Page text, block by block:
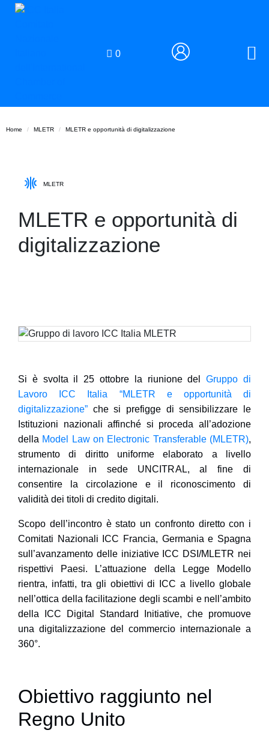
0
Home MLETR MLETR e opportunità di digitalizzazione
MLETR
MLETR e opportunità di
digitalizzazione
Si è svolta il 25 ottobre la riunione delGruppo di
Lavoro ICC Italia “MLETR e opportunità di
digitalizzazione” che si prefigge di sensibilizzare le
Istituzioni nazionali affinché si proceda all’adozione
della Model Law on Electronic Transferable (MLETR),
strumento di diritto uniforme elaborato a livello
internazionale in sede UNCITRAL, al fine di
consentire la circolazione e il riconoscimento di
validità dei titoli di credito digitali.
Scopo dell’incontro è stato un confronto diretto con i
Comitati Nazionali ICC Francia, Germania e Spagna
sull’avanzamento delle iniziative ICC DSI/MLETR nei
rispettivi Paesi. L’attuazione della Legge Modello
rientra, infatti, tra gli obiettivi di ICC a livello globale
nell’ottica della facilitazione degli scambi e nell’ambito
della ICC Digital Standard Initiative, che promuove
una digitalizzazione del commercio internazionale a
360°.
Obiettivo raggiunto nel
Regno Unito